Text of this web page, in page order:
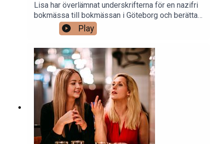
Lisa har överlämnat underskrifterna för en nazifri
bokmässa till bokmässan i Göteborg och berättar
allt om det. Margret är sur för att alla är så sena
på bollen med clownspaningar och så går vi
genom veckans mediesnackisar – live från
Scandic Haymarkets söndagsbrunch.
Play